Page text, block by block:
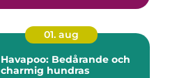
01. aug
Havapoo: Bedårande och
charmig hundras